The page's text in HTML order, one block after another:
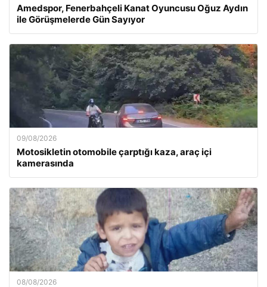
Amedspor, Fenerbahçeli Kanat Oyuncusu Oğuz Aydın
ile Görüşmelerde Gün Sayıyor
09/08/2026
Motosikletin otomobile çarptığı kaza, araç içi
kamerasında
08/08/2026